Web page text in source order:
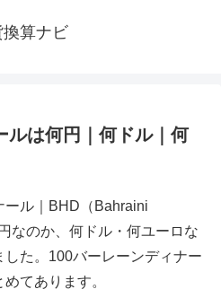
換算ナビ
ルは何円｜何ドル｜何
ール｜BHD（Bahraini
なのか、何ドル・何ユーロな
た。100バーレーンディナー
てあります。